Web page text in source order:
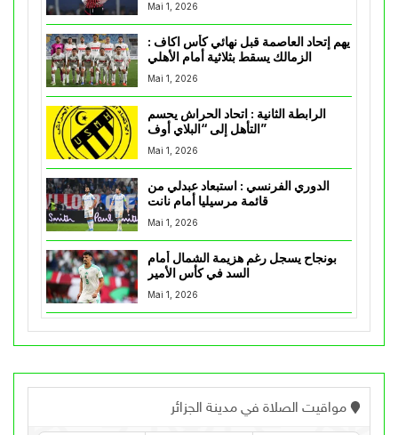
Mai 1, 2026
يهم إتحاد العاصمة قبل نهائي كأس اكاف :
Mai 1, 2026
الرابطة الثانية : اتحاد الحراش يحسم
التأهل إلى “البلاي أوف”
Mai 1, 2026
الدوري الفرنسي : استبعاد عبدلي من
قائمة مرسيليا أمام نانت
Mai 1, 2026
بونجاح يسجل رغم هزيمة الشمال أمام
السد في كأس الأمير
Mai 1, 2026